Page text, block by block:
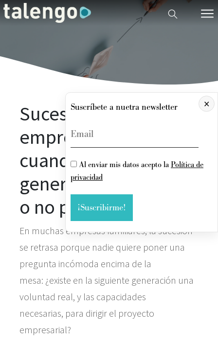
Sucesión en la
empresa familiar:
cuando la siguiente
generación no quiere
o no puede
En muchas empresas familiares, la sucesión
se retrasa porque nadie quiere poner una
pregunta incómoda encima de la
mesa: ¿existe en la siguiente generación una
voluntad real, y las capacidades
necesarias, para dirigir el proyecto
empresarial?
×
Suscríbete a nuetra newsletter
Al enviar mis datos acepto la Política de
privacidad